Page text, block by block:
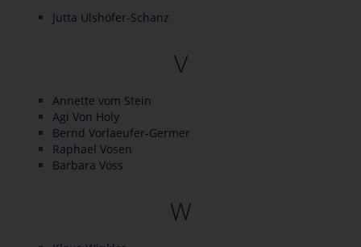
Jutta Ulshöfer-Schanz
V
Annette vom Stein
Agi Von Holy
Bernd Vorlaeufer-Germer
Raphael Vosen
Barbara Voss
W